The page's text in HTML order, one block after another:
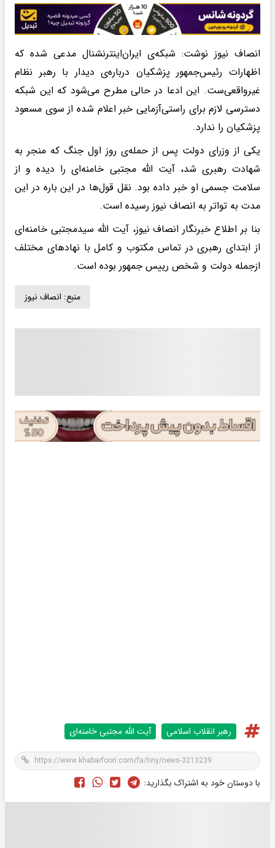
انصاف نیوز نوشت: شبکه‌ی ایران‌اینترنشنال مدعی شده که
اظهارات رئیس‌جمهور پزشکیان درباره‌ی دیدار با رهبر نظام
غیرواقعی‌ست. این ادعا در حالی مطرح می‌شود که این شبکه
دسترسی لازم برای راستی‌آزمایی خبر اعلام شده از سوی مسعود
پزشکیان را ندارد.
یکی از وزرای دولت پس از حمله‌ی روز اول جنگ که منجر به
شهادت رهبری شد، آیت الله مجتبی خامنه‌ای را دیده و از
سلامت جسمی او خبر داده بود. نقل قول‌ها در این باره در این
مدت به تواتر به انصاف نیوز رسیده است.
بنا بر اطلاع خبرنگار انصاف نیوز، آیت الله سیدمجتبی خامنه‌ای
از ابتدای رهبری در تماس مکتوب و کامل با نهادهای مختلف
ازجمله دولت و شخص رییس جمهور بوده است.
منبع: انصاف نیوز
رهبر انقلاب اسلامی آیت الله مجتبی خامنه‌ای
با دوستان خود به اشتراک بگذارید: